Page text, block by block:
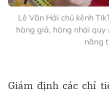
Lê Văn Hải chủ kênh
hàng giả, hàng nhái quy
năng
Giám định các chỉ